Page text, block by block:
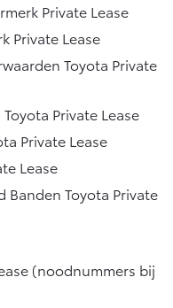
€ 55.950,-
ALS BATTERIJ-
ELEKTRISCH
€ 56.570,-
Private Lease
Private Lease
Toyota Private
Private Lease
Private Lease
Lease
Banden Toyota Private
(noodnummers bij